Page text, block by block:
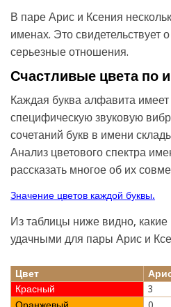
В паре Арис и Ксения
именах. Это свидетельствует
серьезные отношения.
Счастливые цвета по
Каждая буква алфавита имеет
специфическую звуковую
сочетаний букв в имени
Анализ цветового спектра
рассказать многое об их
Значение цветов каждой буквы.
Из таблицы ниже видно,
удачными для пары Арис и
Цвет
Красный
3